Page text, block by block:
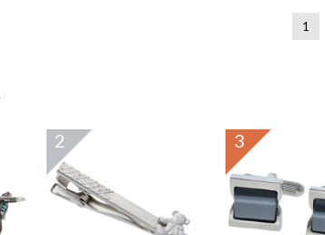
1
2 3